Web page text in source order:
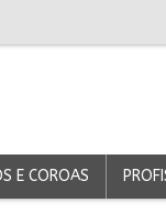
E COROAS